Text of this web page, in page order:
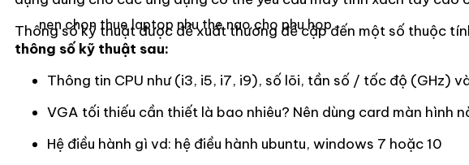
nen chon thue laptop nhu the nao cho phu hop
Thông số kỹ thuật được đề xuất thường đề cập đến một số thuộc
thông số kỹ thuật sau:
Thông tin CPU như (i3, i5, i7, i9), số lõi, tần số / tốc độ (GHz)
VGA tối thiếu cần thiết là bao nhiêu? Nên dùng card màn hình
Hệ điều hành gì vd: hệ điều hành ubuntu, windows 7 hoặc 10